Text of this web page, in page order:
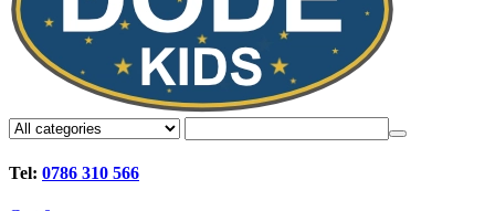
Tel: 0786 310 566